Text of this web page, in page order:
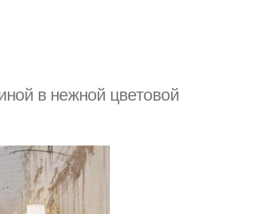
в нежной цветовой